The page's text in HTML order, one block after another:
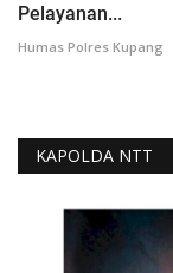
Pelayanan...
Humas Polres Kupang
KAPOLDA NTT